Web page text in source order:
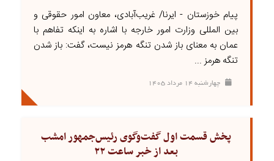
پیام خوزستان - ایرنا/ غریب‌آبادی، معاون امور حقوقی و
بین المللی وزارت امور خارجه با اشاره به اینکه تفاهم با
عمان به معنای باز شدن تنگه هرمز نیست، گفت: باز شدن
تنگه هرمز ...
چهارشنبه ۱۴ مرداد ۱۴۰۵
پخش قسمت اول گفت‌وگوی رئیس‌جمهور امشب
بعد از خبر ساعت ۲۲